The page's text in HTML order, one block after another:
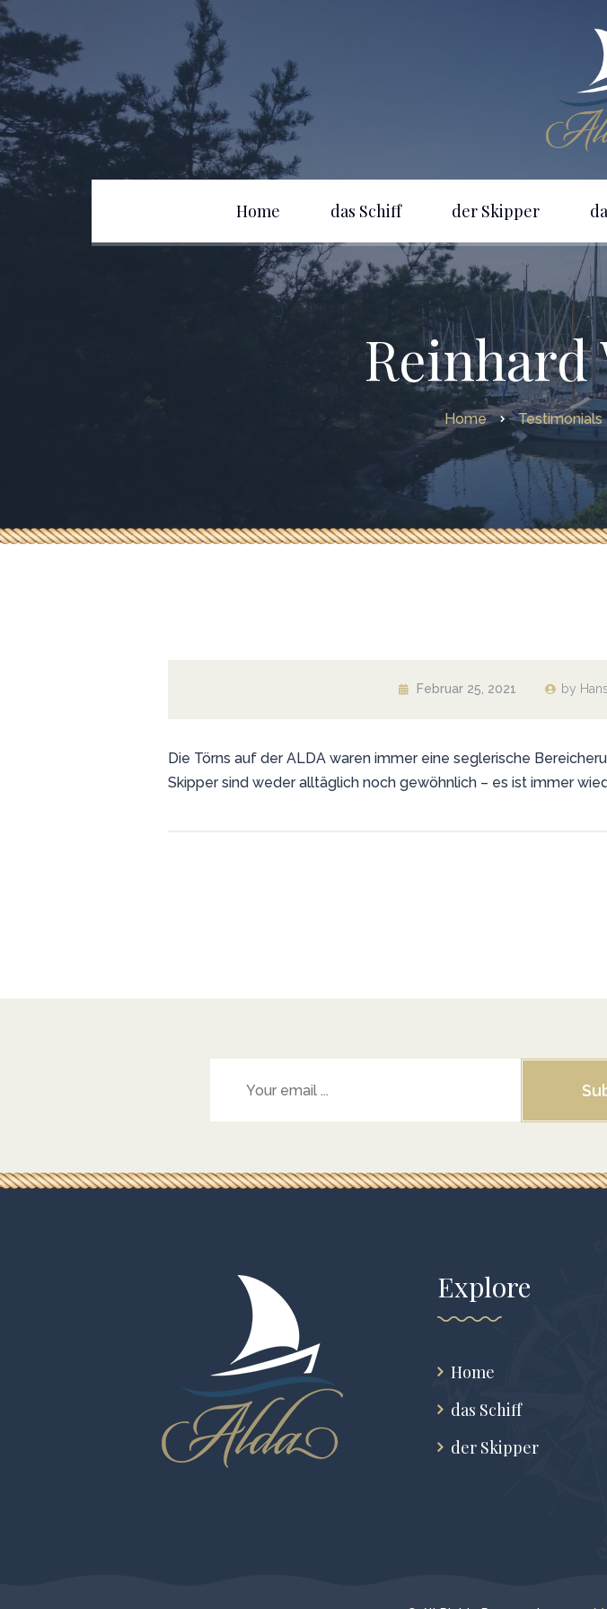
Home das Schiff der Skipper
Reinhard
Home Testimonials
Februar 25, 2021 by
Die Törns auf der ALDA waren immer eine seglerische
Skipper sind weder alltäglich noch gewöhnlich – es ist immer
Explore
Home
das Schiff
der Skipper